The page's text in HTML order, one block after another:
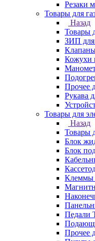
Резаки
Товары для
Назад
Товары
ЗИП для
Кожухи
Прочее
Рукава
Товары для
Назад
Товары
Блок
Блок
Клеммы
Педали
Прочее